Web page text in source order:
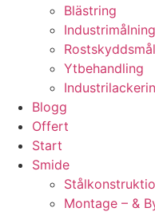
Blästring
Industrimålning
Ytbehandling
Blogg
Offert
Start
Smide
Montage – &